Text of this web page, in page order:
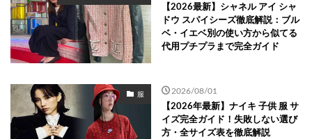
【2026最新】シャネル アイ シャ
ドウ スパイシーズ徹底解説：ブル
ベ・イエベ別の使い方から似てる
代用プチプラまで完全ガイド
服 2026/08/01
【2026年最新】ナイキ 子供 服 サ
イズ完全ガイド！失敗しない選び
方・全サイズ表を徹底解説